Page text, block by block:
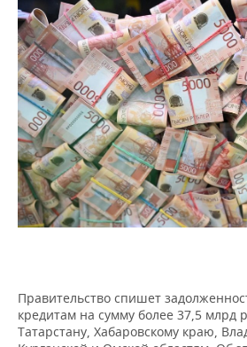
КОМУ ПРИНАДЛЕЖАТ
ТОРГОВЫЕ ЦЕНТРЫ
ТАТАРСТАНА
БЮДЖЕТ
ИНВЕСТИЦИИ
МАШИНОСТРОЕНИЕ
НЕФТЕХИМИЯ
НЕФТЬ
ОПК
ЭНЕРГЕТИКА
НОВОСТИ АВТО
БИЗНЕС
НОВОСТИ БИЗНЕСА
РОЗНИЧНАЯ ТОРГОВЛЯ
ТРАНСПОРТ
УСЛУГИ
ТЕХНОЛОГИИ
НОВОСТИ ТЕХНОЛОГИЙ
IT
МЕДИА
ТЕЛЕКОММУНИКАЦИИ
МЕРОПРИЯТИЯ
НОВОСТИ МЕРОПРИЯТИЙ
ВЫЕЗДНАЯ РЕДАКЦИЯ
БИЗНЕС-БРАНЧИ
ОТКРЫТАЯ ЛЕКЦИЯ
СПОРТ
НОВОСТИ СПОРТА
ФУТБОЛ
БАСКЕТБОЛ
ВОЛЕЙБОЛ
ОБЩЕСТВО
НОВОСТИ ОБЩЕСТВА
ИНФРАСТРУКТУРА
ИСТОРИЯ
ФОТОГАЛЕРЕЯ
СПРАВОЧНИК
СПИСОК ПЕРСОН
ПОЛНАЯ ВЕРСИЯ
Правительство спишет
кредитам на сумму более 37,5 млрд
Татарстану, Хабаровскому краю,